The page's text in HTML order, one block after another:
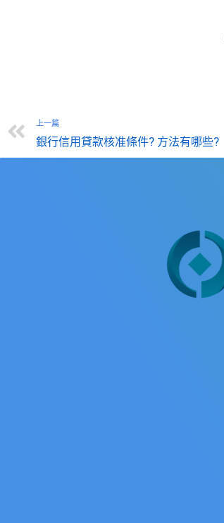
上一篇
銀行信用貸款核准條件? 方法有哪些?